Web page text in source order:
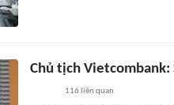
Chủ tịch
116 liên quan